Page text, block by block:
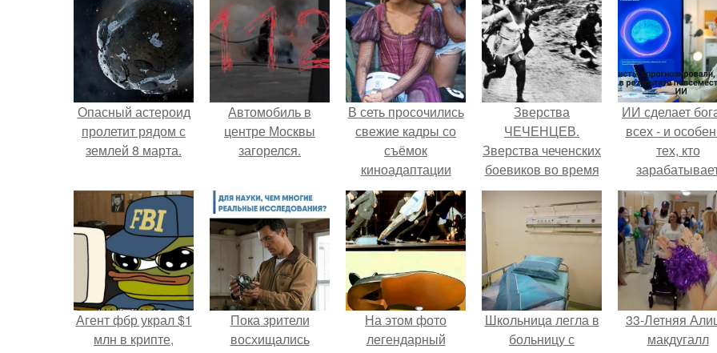
Опасный астероид
пролетит рядом с
землей 8 марта.
Автомобиль в
центре Москвы
загорелся.
В сеть просочились
свежие кадры со
съёмок
киноадаптации
"Рапунцель", и всё
внимание
моментально
оказалось
крофт.
Зверства
ЧЕЧЕНЦЕВ.
Зверства чеченских
боевиков во время
первой чеченской.
ИИ сделает
всех - и
тех, кто
меньше
Агент фбр украл $1
млн в крипте,
Пока зрители
восхищались
На этом фото
легендарный
Шкoльницa легла в
больницу с
33-Летняя
макдугалл